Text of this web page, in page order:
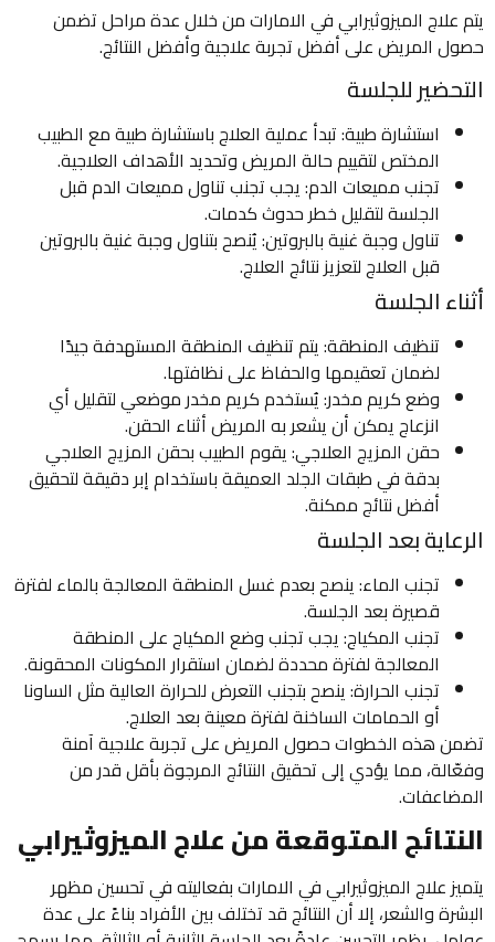
يتم علاج الميزوثيرابي في الامارات من خلال عدة مراحل تضمن
حصول المريض على أفضل تجربة علاجية وأفضل النتائج.
التحضير للجلسة
استشارة طبية: تبدأ عملية العلاج باستشارة طبية مع الطبيب
المختص لتقييم حالة المريض وتحديد الأهداف العلاجية.
تجنب مميعات الدم: يجب تجنب تناول مميعات الدم قبل
الجلسة لتقليل خطر حدوث كدمات.
تناول وجبة غنية بالبروتين: يُنصح بتناول وجبة غنية بالبروتين
قبل العلاج لتعزيز نتائج العلاج.
أثناء الجلسة
تنظيف المنطقة: يتم تنظيف المنطقة المستهدفة جيدًا
لضمان تعقيمها والحفاظ على نظافتها.
وضع كريم مخدر: يُستخدم كريم مخدر موضعي لتقليل أي
انزعاج يمكن أن يشعر به المريض أثناء الحقن.
حقن المزيج العلاجي: يقوم الطبيب بحقن المزيج العلاجي
بدقة في طبقات الجلد العميقة باستخدام إبر دقيقة لتحقيق
أفضل نتائج ممكنة.
الرعاية بعد الجلسة
تجنب الماء: ينصح بعدم غسل المنطقة المعالجة بالماء لفترة
قصيرة بعد الجلسة.
تجنب المكياج: يجب تجنب وضع المكياج على المنطقة
المعالجة لفترة محددة لضمان استقرار المكونات المحقونة.
تجنب الحرارة: ينصح بتجنب التعرض للحرارة العالية مثل الساونا
أو الحمامات الساخنة لفترة معينة بعد العلاج.
تضمن هذه الخطوات حصول المريض على تجربة علاجية آمنة
وفعّالة، مما يؤدي إلى تحقيق النتائج المرجوة بأقل قدر من
المضاعفات.
النتائج المتوقعة من علاج الميزوثيرابي
يتميز علاج الميزوثيرابي في الامارات بفعاليته في تحسين مظهر
البشرة والشعر، إلا أن النتائج قد تختلف بين الأفراد بناءً على عدة